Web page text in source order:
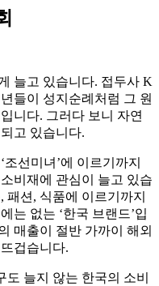
늘고 있습니다. 접두사 K
들이 성지순례처럼 그 원
니다. 그러다 보니 자연
고 있습니다.
조선미녀’에 이르기까지
비재에 관심이 늘고 있습
션, 식품에 이르기까지
는 없는 ‘한국 브랜드’입
매출이 절반 가까이 해외
겁습니다.
늘지 않는 한국의 소비